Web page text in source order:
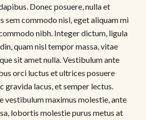
Donec posuere, nulla et
sem commodo nisl, eget aliquam mi
nibh. Integer dictum, ligula
quam nisl tempor massa, vitae
sit amet nulla. Vestibulum ante
orci luctus et ultrices posuere
gravida lacus, et semper lectus.
vestibulum maximus molestie, ante
lobortis molestie purus metus at